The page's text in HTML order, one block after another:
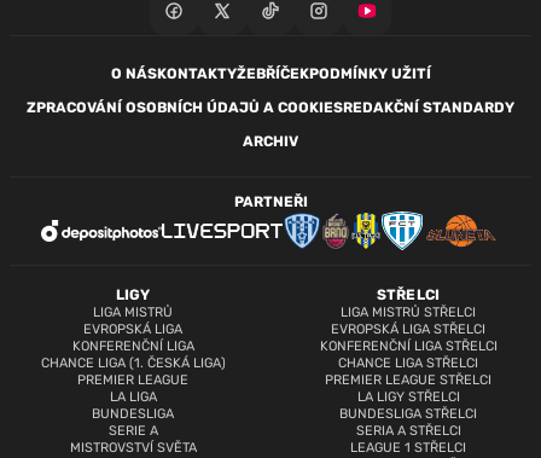
O NÁSKONTAKTYŽEBŘÍČEKPODMÍNKY UŽITÍ
ZPRACOVÁNÍ OSOBNÍCH ÚDAJŮ A COOKIESREDAKČNÍ STANDARDY
ARCHIV
LIGY
LIGA MISTRŮ
EVROPSKÁ LIGA
KONFERENČNÍ LIGA
CHANCE LIGA (1. ČESKÁ LIGA)
PREMIER LEAGUE
LA LIGA
BUNDESLIGA
SERIE A
MISTROVSTVÍ SVĚTA
STŘELCI
LIGA MISTRŮ STŘELCI
EVROPSKÁ LIGA STŘELCI
KONFERENČNÍ LIGA STŘELCI
CHANCE LIGA STŘELCI
PREMIER LEAGUE STŘELCI
LA LIGY STŘELCI
BUNDESLIGA STŘELCI
SERIA A STŘELCI
LEAGUE 1 STŘELCI
PARTNEŘI